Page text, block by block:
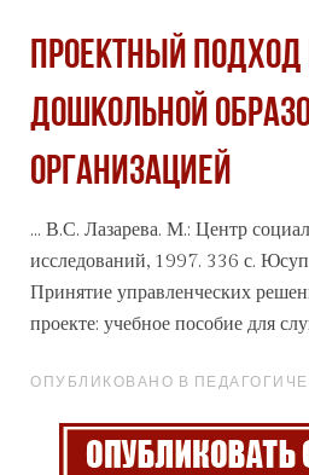
ПРОЕКТНЫЙ
ДОШКОЛЬНОЙ
ОРГАНИЗАЦИЕЙ
... В.С. Лазарева. М.: Центр
исследований, 1997. 336 с.
Принятие управленческих
проекте: учебное пособие для
ОПУБЛИКОВАНО В